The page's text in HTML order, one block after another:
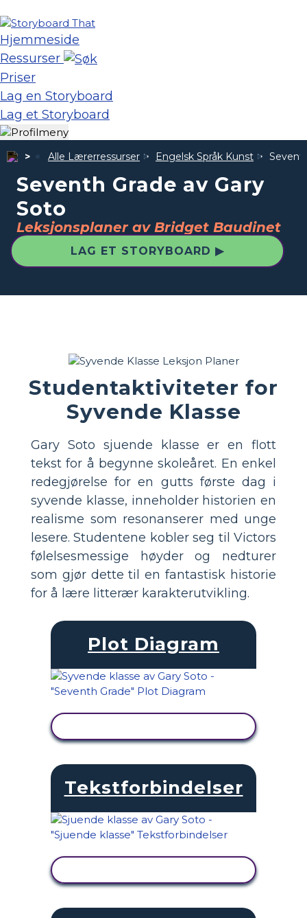
Hjemmeside
Ressurser
Priser
Lag en Storyboard
Lag et Storyboard
Alle Lærerressurser Engelsk Språk Kunst
Seventh Grade av Gary
Soto
Leksjonsplaner av Bridget Baudinet
LAG ET STORYBOARD ▶
Studentaktiviteter for
Syvende Klasse
Gary Soto sjuende klasse er en flott
tekst for å begynne skoleåret. En enkel
redegjørelse for en gutts første dag i
syvende klasse, inneholder historien en
realisme som resonanserer med unge
lesere. Studentene kobler seg til Victors
følelsesmessige høyder og nedturer
som gjør dette til en fantastisk historie
for å lære litterær karakterutvikling.
Plot Diagram
Tekstforbindelser